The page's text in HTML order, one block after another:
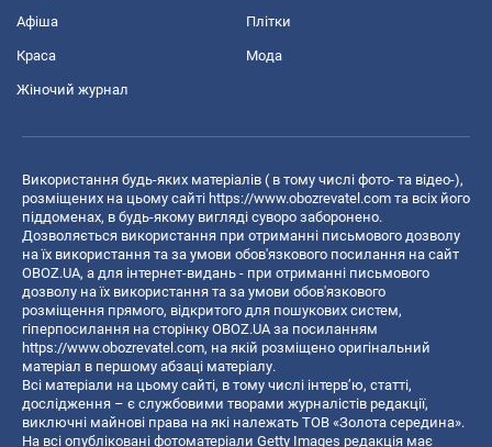
Афіша Плітки
Краса Мода
Жіночий журнал
Використання будь-яких матеріалів ( в тому числі фото- та відео-),
розміщених на цьому сайті https://www.obozrevatel.com та всіх його
піддоменах, в будь-якому вигляді суворо заборонено.
Дозволяється використання при отриманні письмового дозволу
на їх використання та за умови обов'язкового посилання на сайт
OBOZ.UA, а для інтернет-видань - при отриманні письмового
дозволу на їх використання та за умови обов'язкового
розміщення прямого, відкритого для пошукових систем,
гіперпосилання на сторінку OBOZ.UA за посиланням
https://www.obozrevatel.com, на якій розміщено оригінальний
матеріал в першому абзаці матеріалу.
Всі матеріали на цьому сайті, в тому числі інтерв’ю, статті,
дослідження – є службовими творами журналістів редакції,
виключні майнові права на які належать ТОВ «Золота середина».
На всі опубліковані фотоматеріали Getty Images редакція має